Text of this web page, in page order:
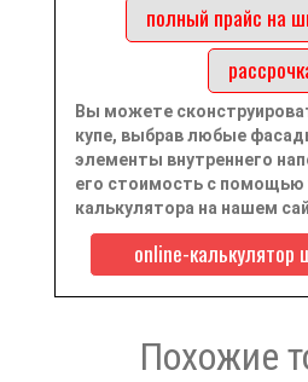
полный прайс на
Вы можете
купе, выбрав любые
элементы внутреннего
его стоимость с помощью
калькулятора на нашем
online-калькулятор
Похожие